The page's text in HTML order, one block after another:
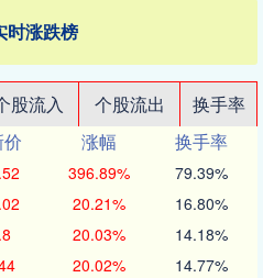
时涨跌榜
股流入 个股流出
换手率
涨幅
换手率
396.89% 79.39%
20.21% 16.80%
20.03% 14.18%
20.02% 14.77%